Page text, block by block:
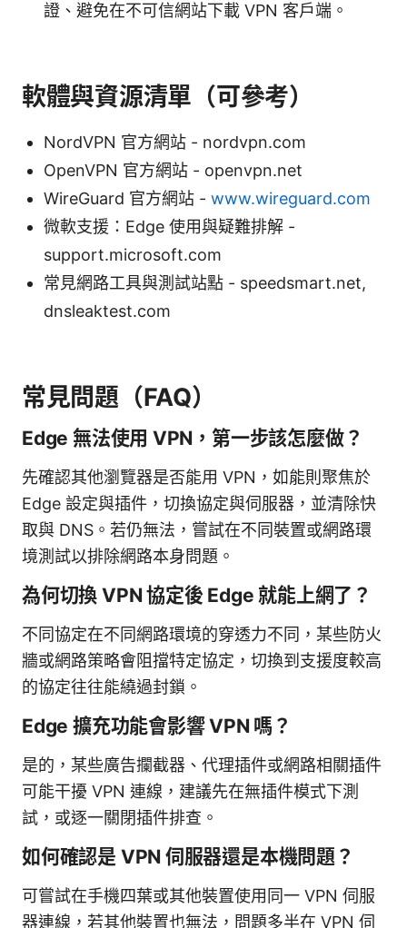
證、避免在不可信網站下載 VPN 客戶端。
軟體與資源清單（可參考）
NordVPN 官方網站 - nordvpn.com
OpenVPN 官方網站 - openvpn.net
WireGuard 官方網站 - www.wireguard.com
微軟支援：Edge 使用與疑難排解 -
support.microsoft.com
常見網路工具與測試站點 - speedsmart.net,
dnsleaktest.com
常見問題（FAQ）
Edge 無法使用 VPN，第一步該怎麼做？
先確認其他瀏覽器是否能用 VPN，如能則聚焦於
Edge 設定與插件，切換協定與伺服器，並清除快
取與 DNS。若仍無法，嘗試在不同裝置或網路環
境測試以排除網路本身問題。
為何切換 VPN 協定後 Edge 就能上網了？
不同協定在不同網路環境的穿透力不同，某些防火
牆或網路策略會阻擋特定協定，切換到支援度較高
的協定往往能繞過封鎖。
Edge 擴充功能會影響 VPN 嗎？
是的，某些廣告攔截器、代理插件或網路相關插件
可能干擾 VPN 連線，建議先在無插件模式下測
試，或逐一關閉插件排查。
如何確認是 VPN 伺服器還是本機問題？
可嘗試在手機四葉或其他裝置使用同一 VPN 伺服
器連線，若其他裝置也無法，問題多半在 VPN 伺